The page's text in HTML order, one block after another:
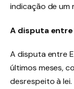
indicação de um
A disputa entre
A disputa entre
últimos meses,
desrespeito à lei.